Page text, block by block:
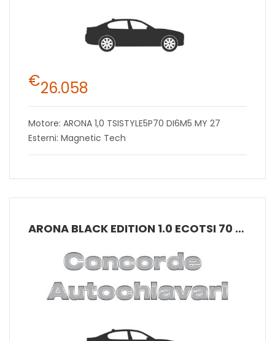
€26.058
Motore: ARONA 1,0 TSISTYLE5P70 DI6M5 MY 27
Esterni: Magnetic Tech
ARONA BLACK EDITION 1.0 ECOTSI 70 KW (95 CV) BENZINA MANUALE 5 MARCE 2WD